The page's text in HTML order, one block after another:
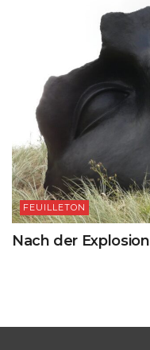
FEUILLETON
Nach der Explosion